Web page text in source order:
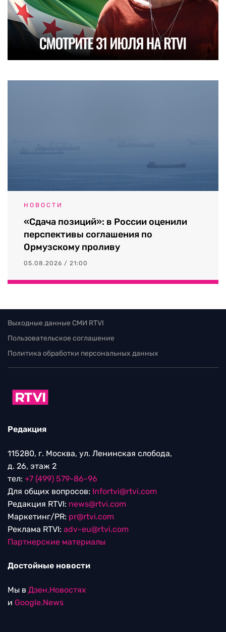
НОВОСТИ
«Сдача позиций»: в России оценили
перспективы соглашения по
Ормузскому проливу
05.08.2026 / 21:00
Выходные данные СМИ RTVI
Пользовательское соглашение
Политика обработки персональных данных
Редакция
115280, г. Москва, ул. Ленинская слобода,
д. 26, этаж 2
тел: +7 (499) 579-86-96
Для общих вопросов: Infortvi@rtvi.com
Редакция RTVI: news@rtvi.com
Маркетинг/PR: pr@rtvi.com
Реклама RTVI: adv-eu@rtvi.com
Партнерские материалы
Достойные новости
Мы в Дзен.Новостях
и Google.News